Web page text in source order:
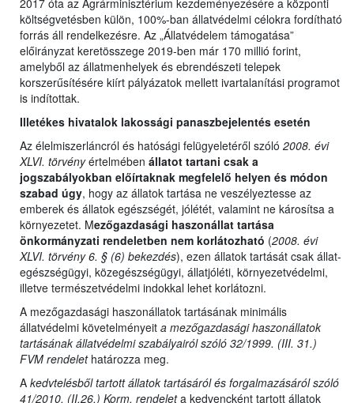
2017 óta az Agrárminisztérium kezdeményezésére a központi
költségvetésben külön, 100%-ban állatvédelmi célokra fordítható
forrás áll rendelkezésre. Az „Állatvédelem támogatása”
előirányzat keretösszege 2019-ben már 170 millió forint,
amelyből az állatmenhelyek és ebrendészeti telepek
korszerűsítésére kiírt pályázatok mellett ivartalanítási programot
is indítottak.
Illetékes hivatalok lakossági panaszbejelentés esetén
Az élelmiszerláncról és hatósági felügyeletéről szóló 2008. évi
XLVI. törvényértelmében állatot tartani csak a
jogszabályokban előírtaknak megfelelő helyen és módon
szabad úgy, hogy az állatok tartása ne veszélyeztesse az
emberek és állatok egészségét, jólétét, valamint ne károsítsa a
környezetet. Mezőgazdasági haszonállat tartása
önkormányzati rendeletben nem korlátozható (2008. évi
XLVI. törvény 6. § (6) bekezdés), ezen állatok tartását csak állat-
egészségügyi, közegészségügyi, állatjóléti, környezetvédelmi,
illetve természetvédelmi indokkal lehet korlátozni.
A mezőgazdasági haszonállatok tartásának minimális
állatvédelmi követelményeit a mezőgazdasági haszonállatok
tartásának állatvédelmi szabályairól szóló 32/1999. (III. 31.)
FVM rendelethatározza meg.
A kedvtelésből tartott állatok tartásáról és forgalmazásáról szóló
41/2010. (II.26.) Korm. rendeleta kedvencként tartott állatok